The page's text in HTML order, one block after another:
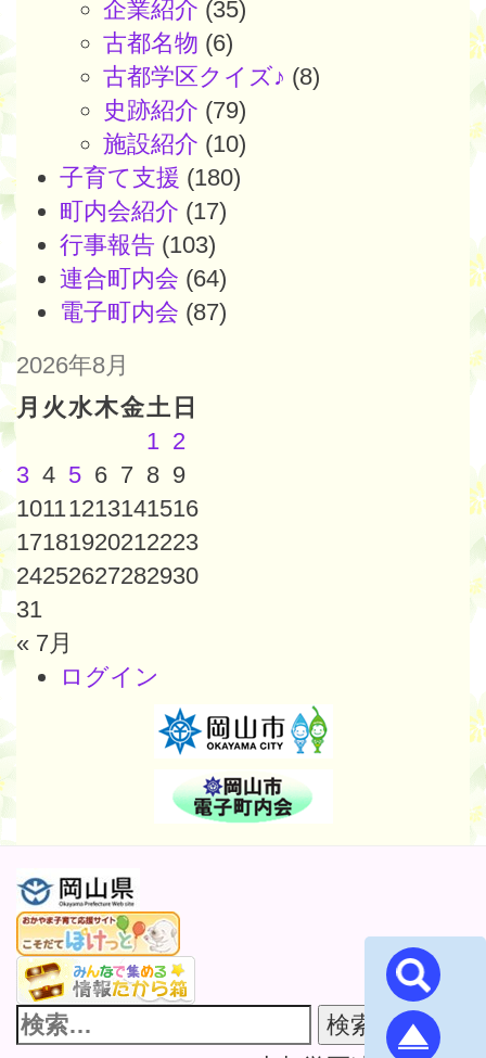
企業紹介 (35)
古都名物 (6)
古都学区クイズ♪ (8)
史跡紹介 (79)
施設紹介 (10)
子育て支援 (180)
町内会紹介 (17)
行事報告 (103)
連合町内会 (64)
電子町内会 (87)
2026年8月
月 火水木金土 日
1 2
3 4 5 6 7 8 9
10111213141516
17181920212223
24252627282930
31
« 7月
ログイン